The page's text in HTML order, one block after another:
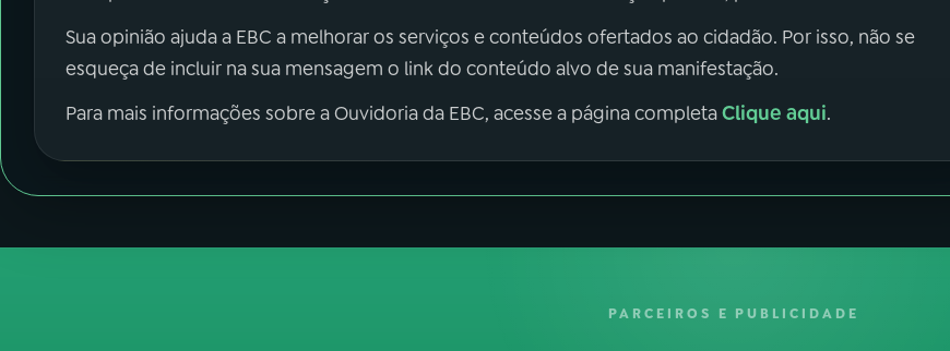
Sua opinião ajuda a EBC a melhorar os serviços e conteúdos ofertados ao cidadão. Por isso, não se
esqueça de incluir na sua mensagem o link do conteúdo alvo de sua manifestação.
Para mais informações sobre a Ouvidoria da EBC, acesse a página completaClique aqui.
PARCEIROS E PUBLICIDADE